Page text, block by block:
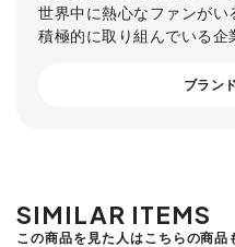
世界中に熱心なファンが
積極的に取り組んでいる企
ブラン
SIMILAR ITEMS
この商品を見た人はこちらの商品